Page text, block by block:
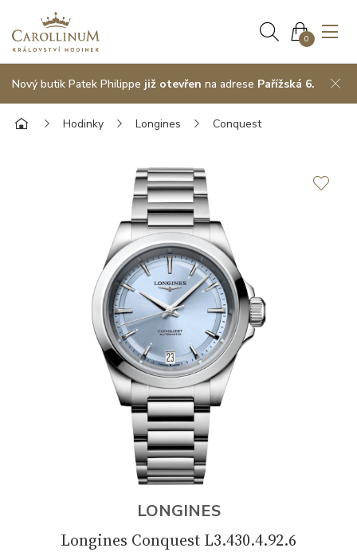
0
Nový butik Patek Philippe již otevřen na adrese Pařížská 6.
Hodinky Longines Conquest
LONGINES
Longines Conquest L3.430.4.92.6